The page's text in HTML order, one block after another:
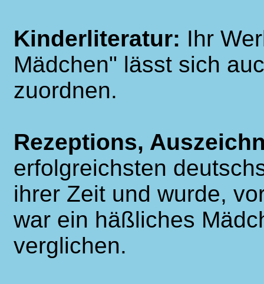
Kinderliteratur: Ihr
Mädchen" lässt sich
zuordnen.
Rezeptions,
erfolgreichsten
ihrer Zeit und wurde,
war ein häßliches
verglichen.